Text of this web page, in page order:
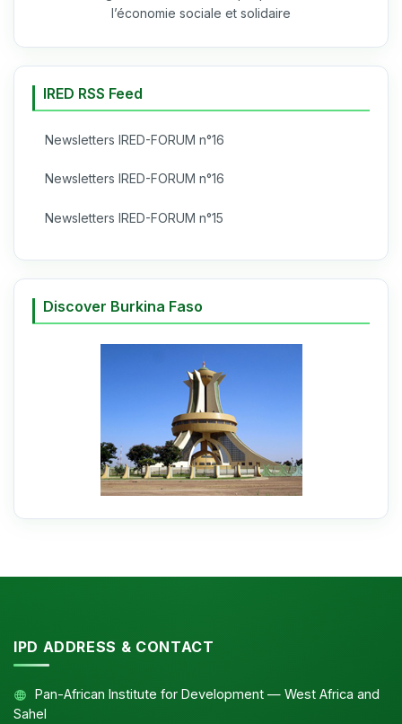
l’économie sociale et solidaire
IRED RSS Feed
Newsletters IRED-FORUM n°16
Newsletters IRED-FORUM n°16
Newsletters IRED-FORUM n°15
Discover Burkina Faso
IPD ADDRESS & CONTACT
Pan-African Institute for Development — West Africa and
Sahel